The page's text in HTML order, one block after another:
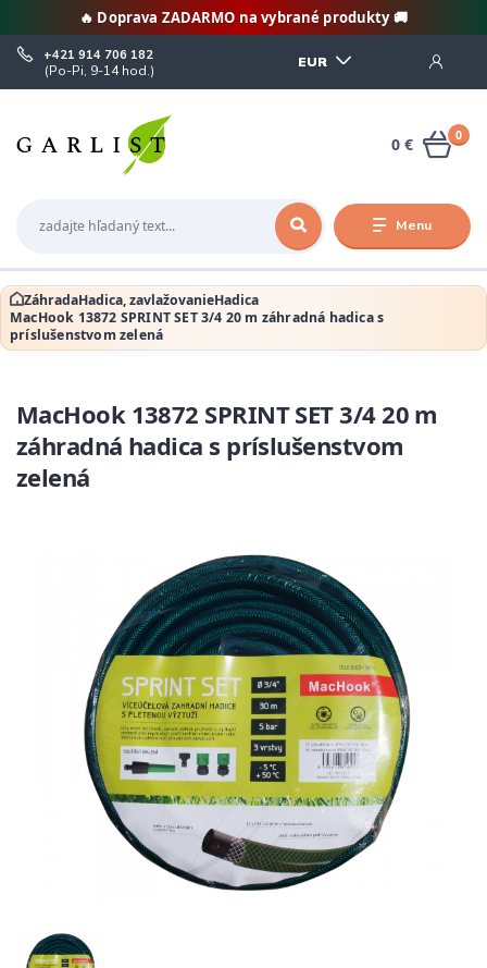
🔥 Doprava ZADARMO na vybrané produkty 🚚
Menu
EUR
+421 914 706 182
(Po-Pi, 9-14 hod.)
0
0 €
ZáhradaHadica, zavlažovanieHadica
MacHook 13872 SPRINT SET 3/4 20 m záhradná hadica s
príslušenstvom zelená
MacHook 13872 SPRINT SET 3/4 20 m
záhradná hadica s príslušenstvom
zelená